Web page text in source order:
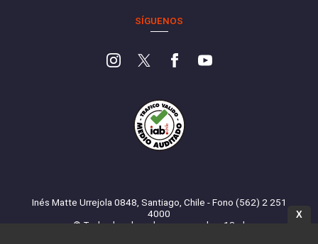
SÍGUENOS
Inés Matte Urrejola 0848, Santiago, Chile - Fono (562) 2 251
4000
© Todos los derechos reservados. 13.cl
X